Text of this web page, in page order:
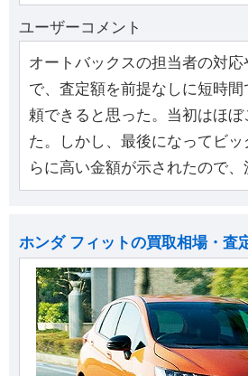
ユーザーコメント
オートバックスの担当者の対
で、査定額を前提なしに短時
頼できると思った。当初はほ
た。しかし、最後になってビッ
らに高い金額が示されたので、
ホンダ フィットの買取相場・査